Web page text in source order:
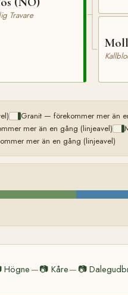
Travare
Granit — förekommer mer än
mer än en gång (linjeavel)
mer än en gång (linjeavel)
Högne —📷 Kåre— 📷